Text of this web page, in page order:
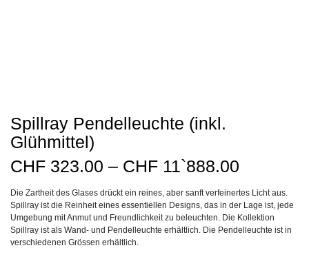
Spillray Pendelleuchte (inkl.
Glühmittel)
CHF 323.00 – CHF 11`888.00
bis
Die Zartheit des Glases drückt ein reines, aber sanft verfeinertes Licht aus.
Spillray ist die Reinheit eines essentiellen Designs, das in der Lage ist, jede
Umgebung mit Anmut und Freundlichkeit zu beleuchten. Die Kollektion
Spillray ist als Wand- und Pendelleuchte erhältlich. Die Pendelleuchte ist in
verschiedenen Grössen erhältlich.